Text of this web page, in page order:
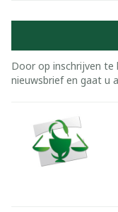
Door op inschrijven te
nieuwsbrief en gaat u